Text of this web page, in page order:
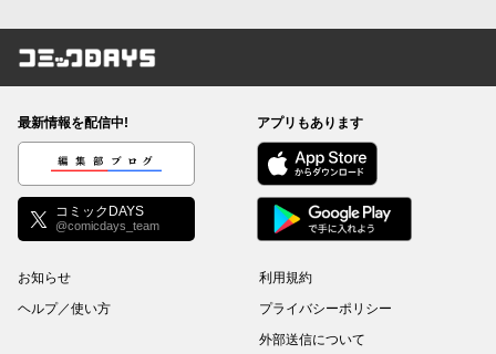
コミックDAYS
最新情報を配信中!
編集部ブログ
コミックDAYS
@comicdays_team
アプリもあります
お知らせ
ヘルプ／使い方
利用規約
プライバシーポリシー
外部送信について